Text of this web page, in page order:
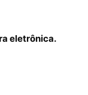
eletrônica.